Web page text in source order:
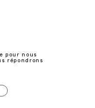
pour nous
répondrons